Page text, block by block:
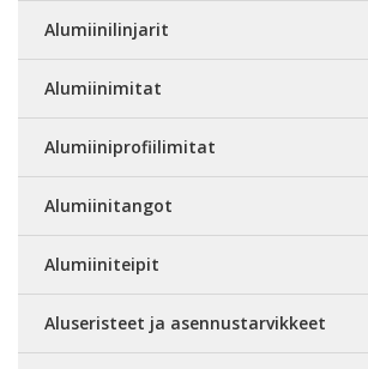
Alumiinilinjarit
Alumiinimitat
Alumiiniprofiilimitat
Alumiinitangot
Alumiiniteipit
Aluseristeet ja asennustarvikkeet